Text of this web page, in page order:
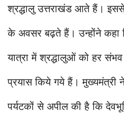
श्रद्धालु उत्तराखंड आते हैं। इससे
के अवसर बढ़ते हैं। उन्होंने कहा
यात्रा में श्रद्धालुओं को हर
प्रयास किये गये हैं। मुख्यमंत्री
पर्यटकों से अपील की है कि